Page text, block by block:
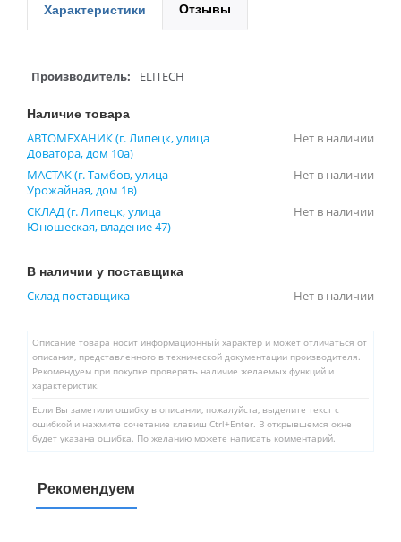
Характеристики Отзывы
Производитель: ELITECH
Наличие товара
АВТОМЕХАНИК (г. Липецк, улица
Доватора, дом 10а)
Нет в наличии
МАСТАК (г. Тамбов, улица
Урожайная, дом 1в)
Нет в наличии
СКЛАД (г. Липецк, улица
Юношеская, владение 47)
Нет в наличии
В наличии у поставщика
Склад поставщика Нет в наличии
Описание товара носит информационный характер и может отличаться от
описания, представленного в технической документации производителя.
Рекомендуем при покупке проверять наличие желаемых функций и
характеристик.
Если Вы заметили ошибку в описании, пожалуйста, выделите текст с
ошибкой и нажмите сочетание клавиш Ctrl+Enter. В открывшемся окне
будет указана ошибка. По желанию можете написать комментарий.
Рекомендуем